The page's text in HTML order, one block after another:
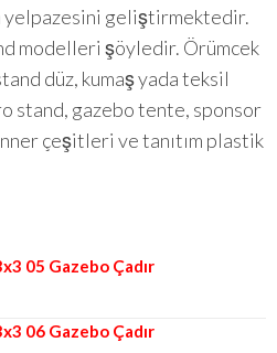
yelpazesini geliştirmektedir.
modelleri şöyledir. Örümcek
düz, kumaş yada teksil
stand, gazebo tente, sponsor
çeşitleri ve tanıtım plastik
05 Gazebo Çadır
06 Gazebo Çadır